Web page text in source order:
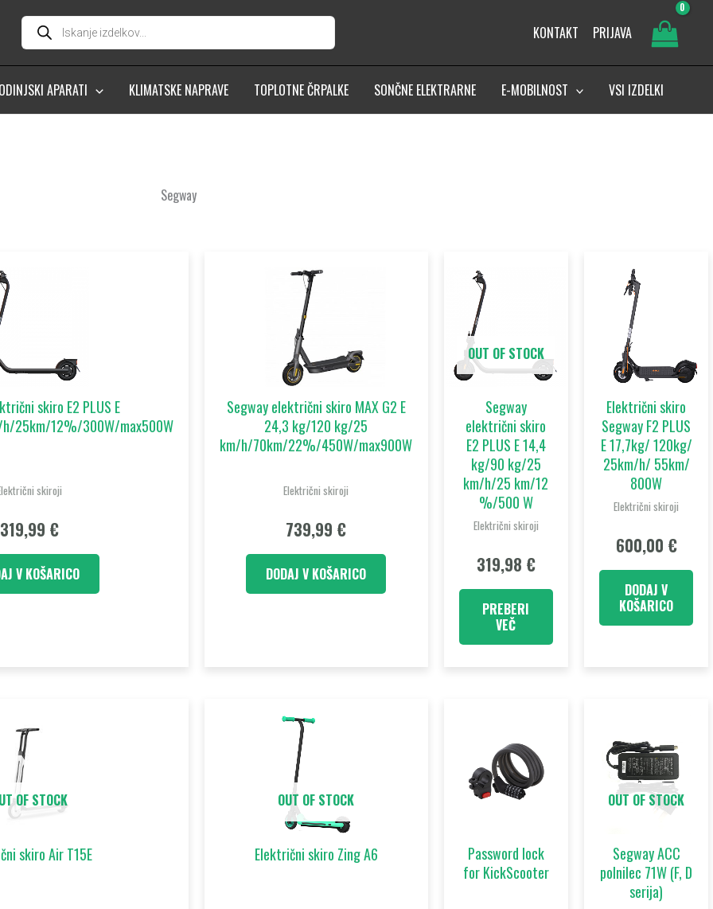
Products
search KONTAKT PRIJAVA
APARATI KLIMATSKE NAPRAVE TOPLOTNE ČRPALKE SONČNE ELEKTRARNE E-MOBILNOST VSI IZDELKI
Segway
skiro E2 PLUS E
25km/12%/300W/max500W
skiroji
319,99 €
V KOŠARICO
Segway električni skiro MAX G2 E
24,3 kg/120 kg/25
km/h/70km/22%/450W/max900W
Električni skiroji
739,99 €
DODAJ V KOŠARICO
OUT OF STOCK
Segway
električni skiro
E2 PLUS E 14,4
kg/90 kg/25
km/h/25 km/12
%/500 W
Električni skiroji
319,98 €
PREBERI
VEČ
Električni skiro
Segway F2 PLUS
E 17,7kg/ 120kg/
25km/h/ 55km/
800W
Električni skiroji
600,00 €
DODAJ V
KOŠARICO
OF STOCK
skiro Air T15E
OUT OF STOCK
Električni skiro Zing A6
Password lock
for KickScooter
OUT OF STOCK
Segway ACC
polnilec 71W (F, D
serija)